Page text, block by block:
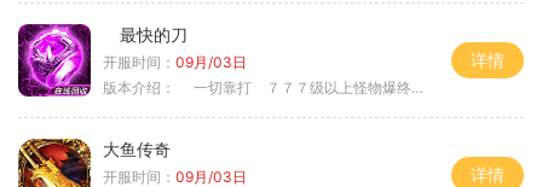
最快的刀
开服时间： 09月/03日
版本介绍：
一切靠打 ７７７级以上怪物爆终极
详情
大鱼传奇
开服时间： 09月/03日
详情